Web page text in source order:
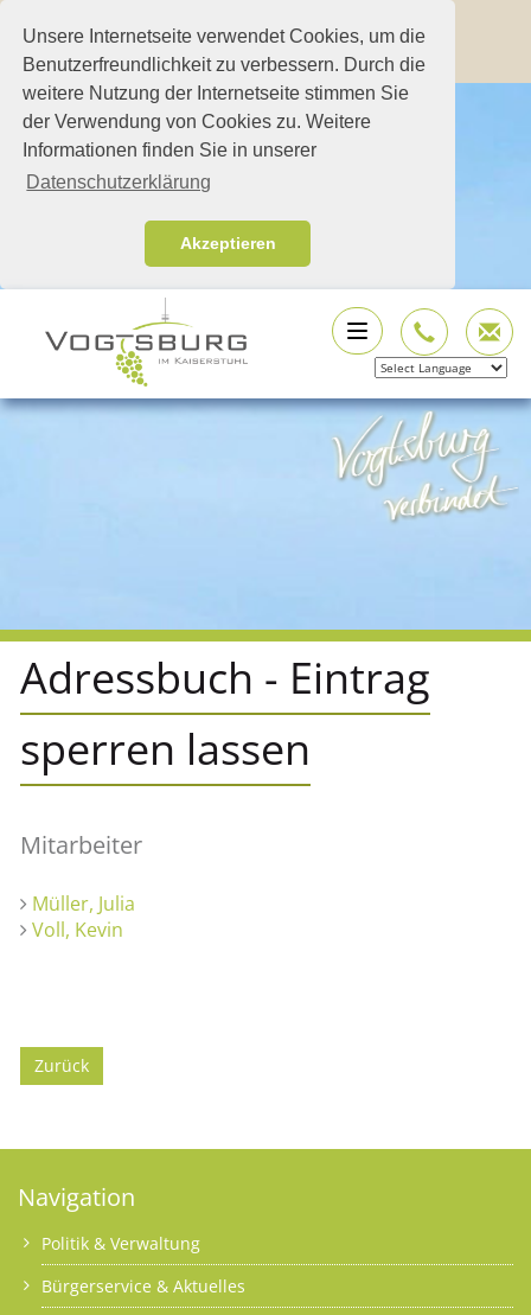
Unsere Internetseite verwendet Cookies, um die
Benutzerfreundlichkeit zu verbessern. Durch die
weitere Nutzung der Internetseite stimmen Sie
der Verwendung von Cookies zu. Weitere
Informationen finden Sie in unserer
Datenschutzerklärung
Akzeptieren
Adressbuch - Eintrag
sperren lassen
Mitarbeiter
Müller, Julia
Voll, Kevin
Zurück
Navigation
Politik & Verwaltung
Bürgerservice & Aktuelles